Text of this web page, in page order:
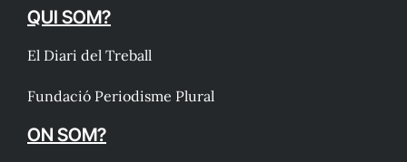
QUI SOM?
El Diari del Treball
Fundació Periodisme Plural
ON SOM?